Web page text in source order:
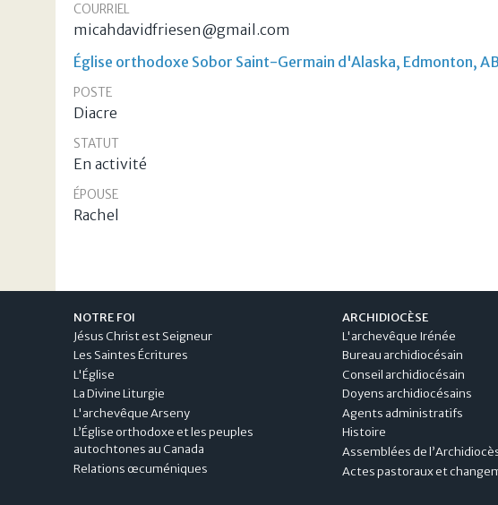
COURRIEL
micahdavidfriesen@gmail.com
Église orthodoxe Sobor Saint-Germain d'Alaska, Edmonton, AB
POSTE
Diacre
STATUT
En activité
ÉPOUSE
Rachel
NOTRE FOI
Jésus Christ est Seigneur
Les Saintes Écritures
L'Église
La Divine Liturgie
L'archevêque Arseny
L’Église orthodoxe et les peuples
autochtones au Canada
Relations œcuméniques
ARCHIDIOCÈSE
L'archevêque Irénée
Bureau archidiocésain
Conseil archidiocésain
Doyens archidiocésains
Agents administratifs
Histoire
Assemblées de
Actes pastoraux et